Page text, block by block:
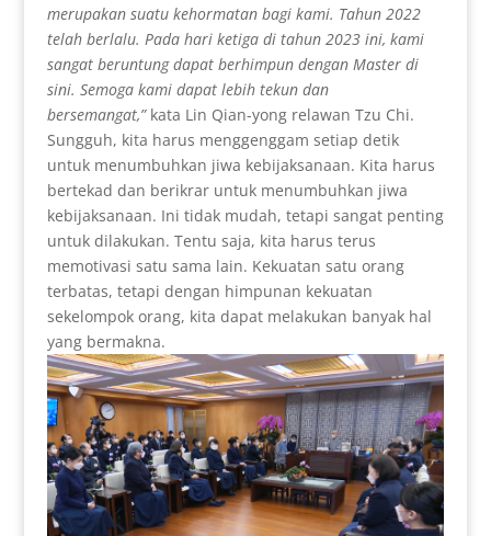
merupakan suatu kehormatan bagi kami. Tahun 2022
telah berlalu. Pada hari ketiga di tahun 2023 ini, kami
sangat beruntung dapat berhimpun dengan Master di
sini. Semoga kami dapat lebih tekun dan
bersemangat,”kata Lin Qian-yong relawan Tzu Chi.
Sungguh, kita harus menggenggam setiap detik
untuk menumbuhkan jiwa kebijaksanaan. Kita harus
bertekad dan berikrar untuk menumbuhkan jiwa
kebijaksanaan. Ini tidak mudah, tetapi sangat penting
untuk dilakukan. Tentu saja, kita harus terus
memotivasi satu sama lain. Kekuatan satu orang
terbatas, tetapi dengan himpunan kekuatan
sekelompok orang, kita dapat melakukan banyak hal
yang bermakna.